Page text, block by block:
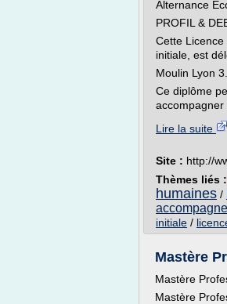
Alternance
PROFIL &
Cette
initiale, est
Moulin Lyon 3.
Ce diplôme
accompagner
Lire la suite
Site : http://
Thèmes liés :
humaines /
initiale /
Mastère
Mastère
Mastère